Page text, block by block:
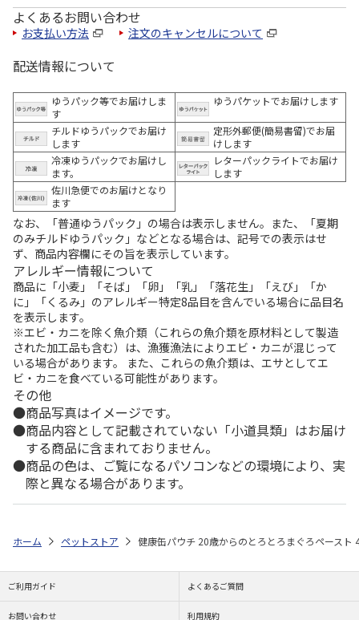
よくあるお問い合わせ
お支払い方法 注文のキャンセルについて
配送情報について
ゆうパック等でお届けしま
す
ゆうパケットでお届けします
チルドゆうパックでお届け
します
定形外郵便(簡易書留)でお届
けします
冷凍ゆうパックでお届けし
ます。
レターパックライトでお届け
します
佐川急便でのお届けとなり
ます
なお、「普通ゆうパック」の場合は表示しません。また、「夏期
のみチルドゆうパック」などとなる場合は、記号での表示はせ
ず、商品内容欄にその旨を表示しています。
アレルギー情報について
商品に「小麦」「そば」「卵」「乳」「落花生」「えび」「か
に」「くるみ」のアレルギー特定8品目を含んでいる場合に品目名
を表示します。
※エビ・カニを除く魚介類（これらの魚介類を原材料として製造
された加工品も含む）は、漁獲漁法によりエビ・カニが混じって
いる場合があります。 また、これらの魚介類は、エサとしてエ
ビ・カニを食べている可能性があります。
その他
商品写真はイメージです。
商品内容として記載されていない「小道具類」はお届け
する商品に含まれておりません。
商品の色は、ご覧になるパソコンなどの環境により、実
際と異なる場合があります。
ホーム ペットストア 健康缶パウチ 20歳からのとろとろまぐろペースト
ご利用ガイド よくあるご質問
お問い合わせ 利用規約